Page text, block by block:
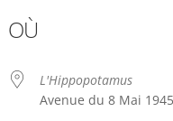
OÙ
L'Hippopotamus
Avenue du 8 Mai